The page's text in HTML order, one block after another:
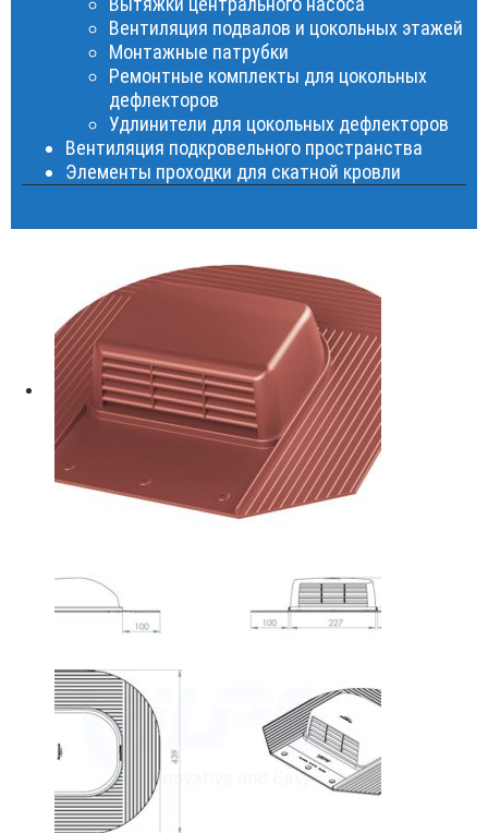
Вентиляция подвалов и цокольных этажей
Монтажные патрубки
Ремонтные комплекты для цокольных
дефлекторов
Удлинители для цокольных дефлекторов
Вентиляция подкровельного пространства
Элементы проходки для скатной кровли